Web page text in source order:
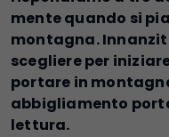
mente quando si
montagna.
scegliere per
portare in
abbigliamento
lettura.